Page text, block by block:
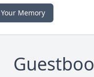
Memory